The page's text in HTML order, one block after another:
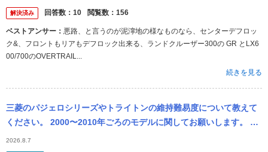
解決済み 回答数： 10 閲覧数： 156
ベストアンサー： 悪路、と言うのが泥濘地の様なものなら、センターデフロッ
ク&、フロントもリアもデフロック出来る、ランドクルーザー300の GR とLX6
00/700のOVERTRAIL...
続きを見る
三菱のパジェロシリーズやトライトンの維持難易度について教えて
ください。 2000〜2010年ごろのモデルに関してお願いします。 ア
ウトドア・山道多めの使用を考えています。
2026.8.7